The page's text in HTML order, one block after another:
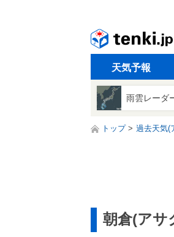
天気予報
雨雲レーダ
トップ 過去天気(
朝倉(アサ